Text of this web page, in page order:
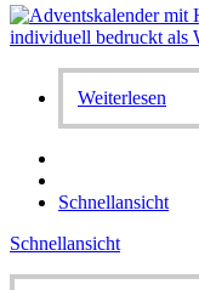
Weiterlesen
Schnellansicht
Schnellansicht